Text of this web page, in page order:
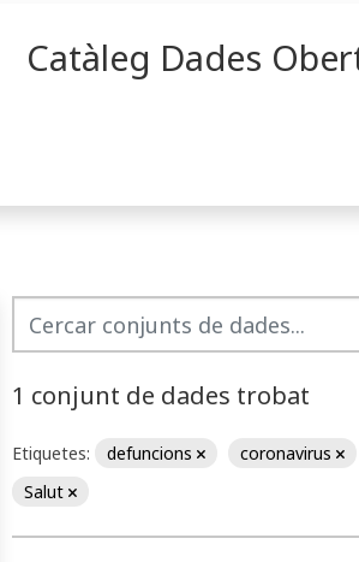
Catàleg Dades
1 conjunt de dades trobat
Etiquetes: defuncions coronavirus
Salut